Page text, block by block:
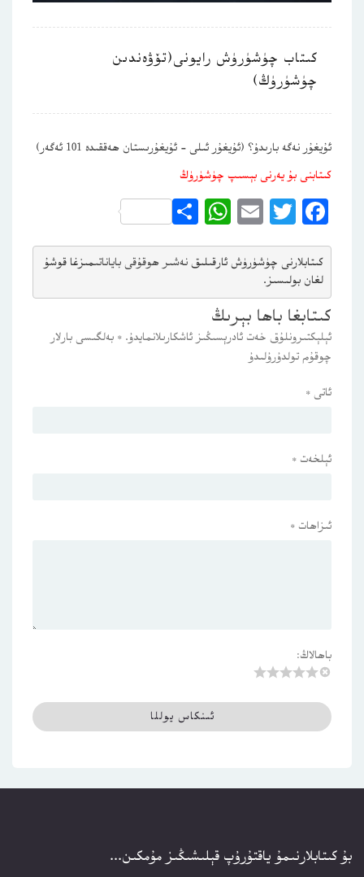
كىتاب چۈشۈرۈش رايونى(تۆۋەندىن
چۈشۈرۈڭ)
ئۇيغۇر نەگە بارىدۇ؟ (ئۇيغۇر ئىلى – ئۇيغۇرىستان ھەققىدە 101 ئەگەر)
كىتابنى بۇ يەرنى بېسىپ چۈشۈرۈڭ
Facebook
Twitter
Email
WhatsApp
Share
كىتابلارنى چۈشۈرۈش ئارقىلىق نەشىر ھوقۇقى باياناتىمىزغا قوشۇ
لغان بولىسىز.
كىتابغا باھا بېرىڭ
ئېلېكتىرونلۇق خەت ئادرېسىڭىز ئاشكارىلانمايدۇ. * بەلگىسى بارلار
چوقۇم تولدۇرۇلىدۇ
ئاتى *
ئېلخەت *
ئىزاھات *
باھالاڭ:
بۇ كىتابلارنىمۇ ياقتۇرۇپ قېلىشىڭىز مۇمكىن...